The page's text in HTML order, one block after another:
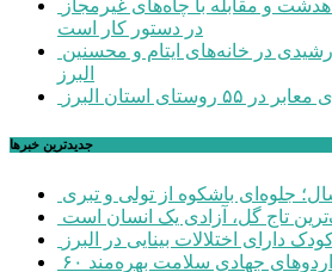
در دستور کار است
البرز
استان البرز
جديدترين خبرها
جلوه‌ای باشکوه از تولی و تبری
تاج گل، آزادی یک انسان است
۶۰ هزار البرزی از خدمات اردوهای جهادی سلامت بهره‌مند